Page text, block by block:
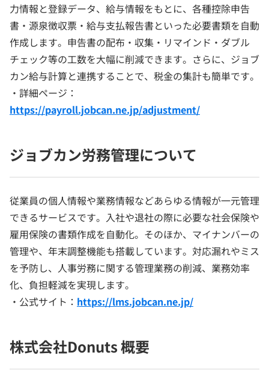
力情報と登録データ、給与情報をもとに、各種控除申告
書・源泉徴収票・給与支払報告書といった必要書類を自動
作成します。申告書の配布・収集・リマインド・ダブル
チェック等の工数を大幅に削減できます。さらに、ジョブ
カン給与計算と連携することで、税金の集計も簡単です。
・詳細ページ：
https://payroll.jobcan.ne.jp/adjustment/
ジョブカン労務管理について
従業員の個人情報や業務情報などあらゆる情報が一元管理
できるサービスです。入社や退社の際に必要な社会保険や
雇用保険の書類作成を自動化。そのほか、マイナンバーの
管理や、年末調整機能も搭載しています。対応漏れやミス
を予防し、人事労務に関する管理業務の削減、業務効率
化、負担軽減を実現します。
・公式サイト： https://lms.jobcan.ne.jp/
株式会社Donuts 概要